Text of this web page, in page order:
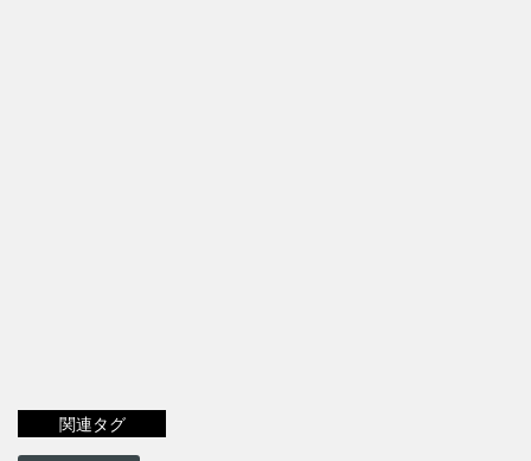
関連タグ